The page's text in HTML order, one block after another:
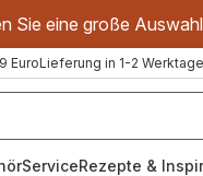
Sie eine große
EuroLieferung in 1-2
ServiceRezepte &